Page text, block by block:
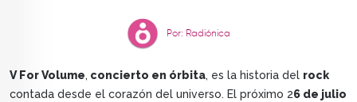
Por: Radiónica
V For Volume, concierto en órbita, es la historia del rock
contada desde el corazón del universo. El próximo 26 de julio